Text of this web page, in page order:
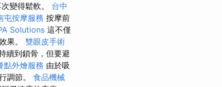
變得鬆軟。 台中
屯按摩服務 按摩前
Solutions 這不僅
果。 雙眼皮手術
續到鎖骨，但要避
點外燴服務 由於吸
調節。 食品機械